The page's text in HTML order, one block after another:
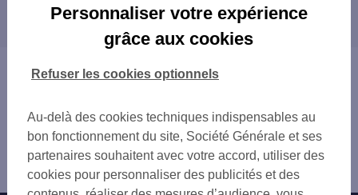
MAZAMET
REVEL 1 RUE MARIUS AUDOUY
GRAULHET
proximité
Vous êtes ici : Accueil
Castres
Distributeur/automate CASTRES MELOU
Personnaliser votre expérience
grâce aux cookies
Au-delà des cookies techniques indispensables au
bon fonctionnement du site, Société Générale et ses
partenaires souhaitent avec votre accord, utiliser des
cookies pour personnaliser des publicités et des
Refuser les cookies optionnels